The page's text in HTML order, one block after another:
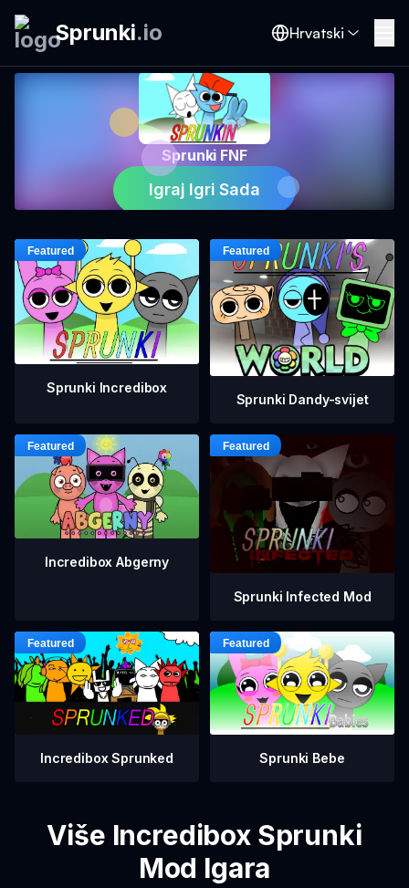
Sprunki.io Hrvatski
Sprunki FNF
Igraj Igri Sada
Sprunki Incredibox
Sprunki Dandy-svijet
Incredibox Abgerny
Sprunki Infected Mod
Incredibox Sprunked Sprunki Bebe
Više Incredibox Sprunki
Mod Igara